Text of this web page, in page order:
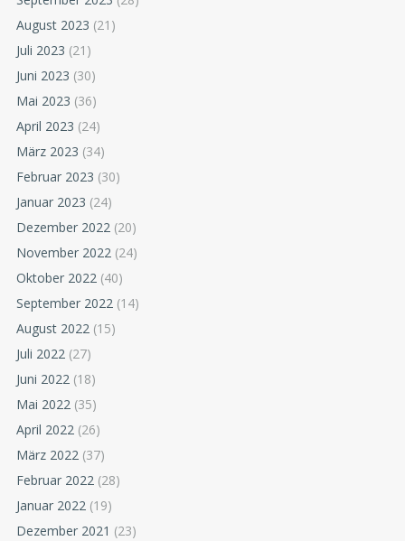
August 2023 (21)
Juli 2023 (21)
Juni 2023 (30)
Mai 2023 (36)
April 2023 (24)
März 2023 (34)
Februar 2023 (30)
Januar 2023 (24)
Dezember 2022 (20)
November 2022 (24)
Oktober 2022 (40)
September 2022 (14)
August 2022 (15)
Juli 2022 (27)
Juni 2022 (18)
Mai 2022 (35)
April 2022 (26)
März 2022 (37)
Februar 2022 (28)
Januar 2022 (19)
Dezember 2021 (23)